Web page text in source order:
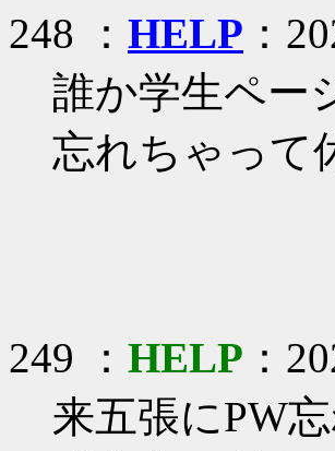
248 ： HELP ：
誰か学生ペー
忘れちゃって
249 ： HELP ：
来五張にPW